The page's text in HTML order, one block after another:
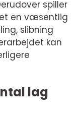
spiller
en væsentlig
slibning
kan
lag